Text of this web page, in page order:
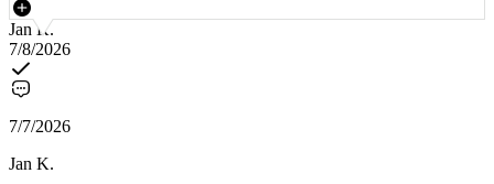
Jan K.
7/8/2026
7/7/2026
Jan K.